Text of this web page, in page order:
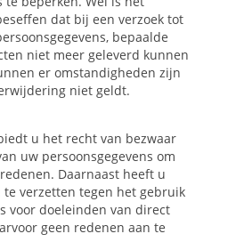
dat bij een verzoek tot
bepaalde
niet meer geleverd kunnen
er omstandigheden zijn
niet geldt.
u het recht van bezwaar
uw persoonsgegevens om
Daarnaast heeft u
verzetten tegen het gebruik
voor doeleinden van direct
geen redenen aan te